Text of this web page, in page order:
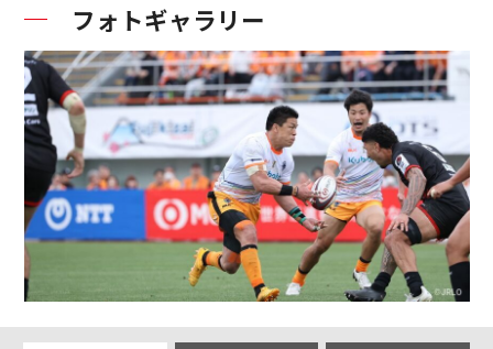
フォトギャラリー